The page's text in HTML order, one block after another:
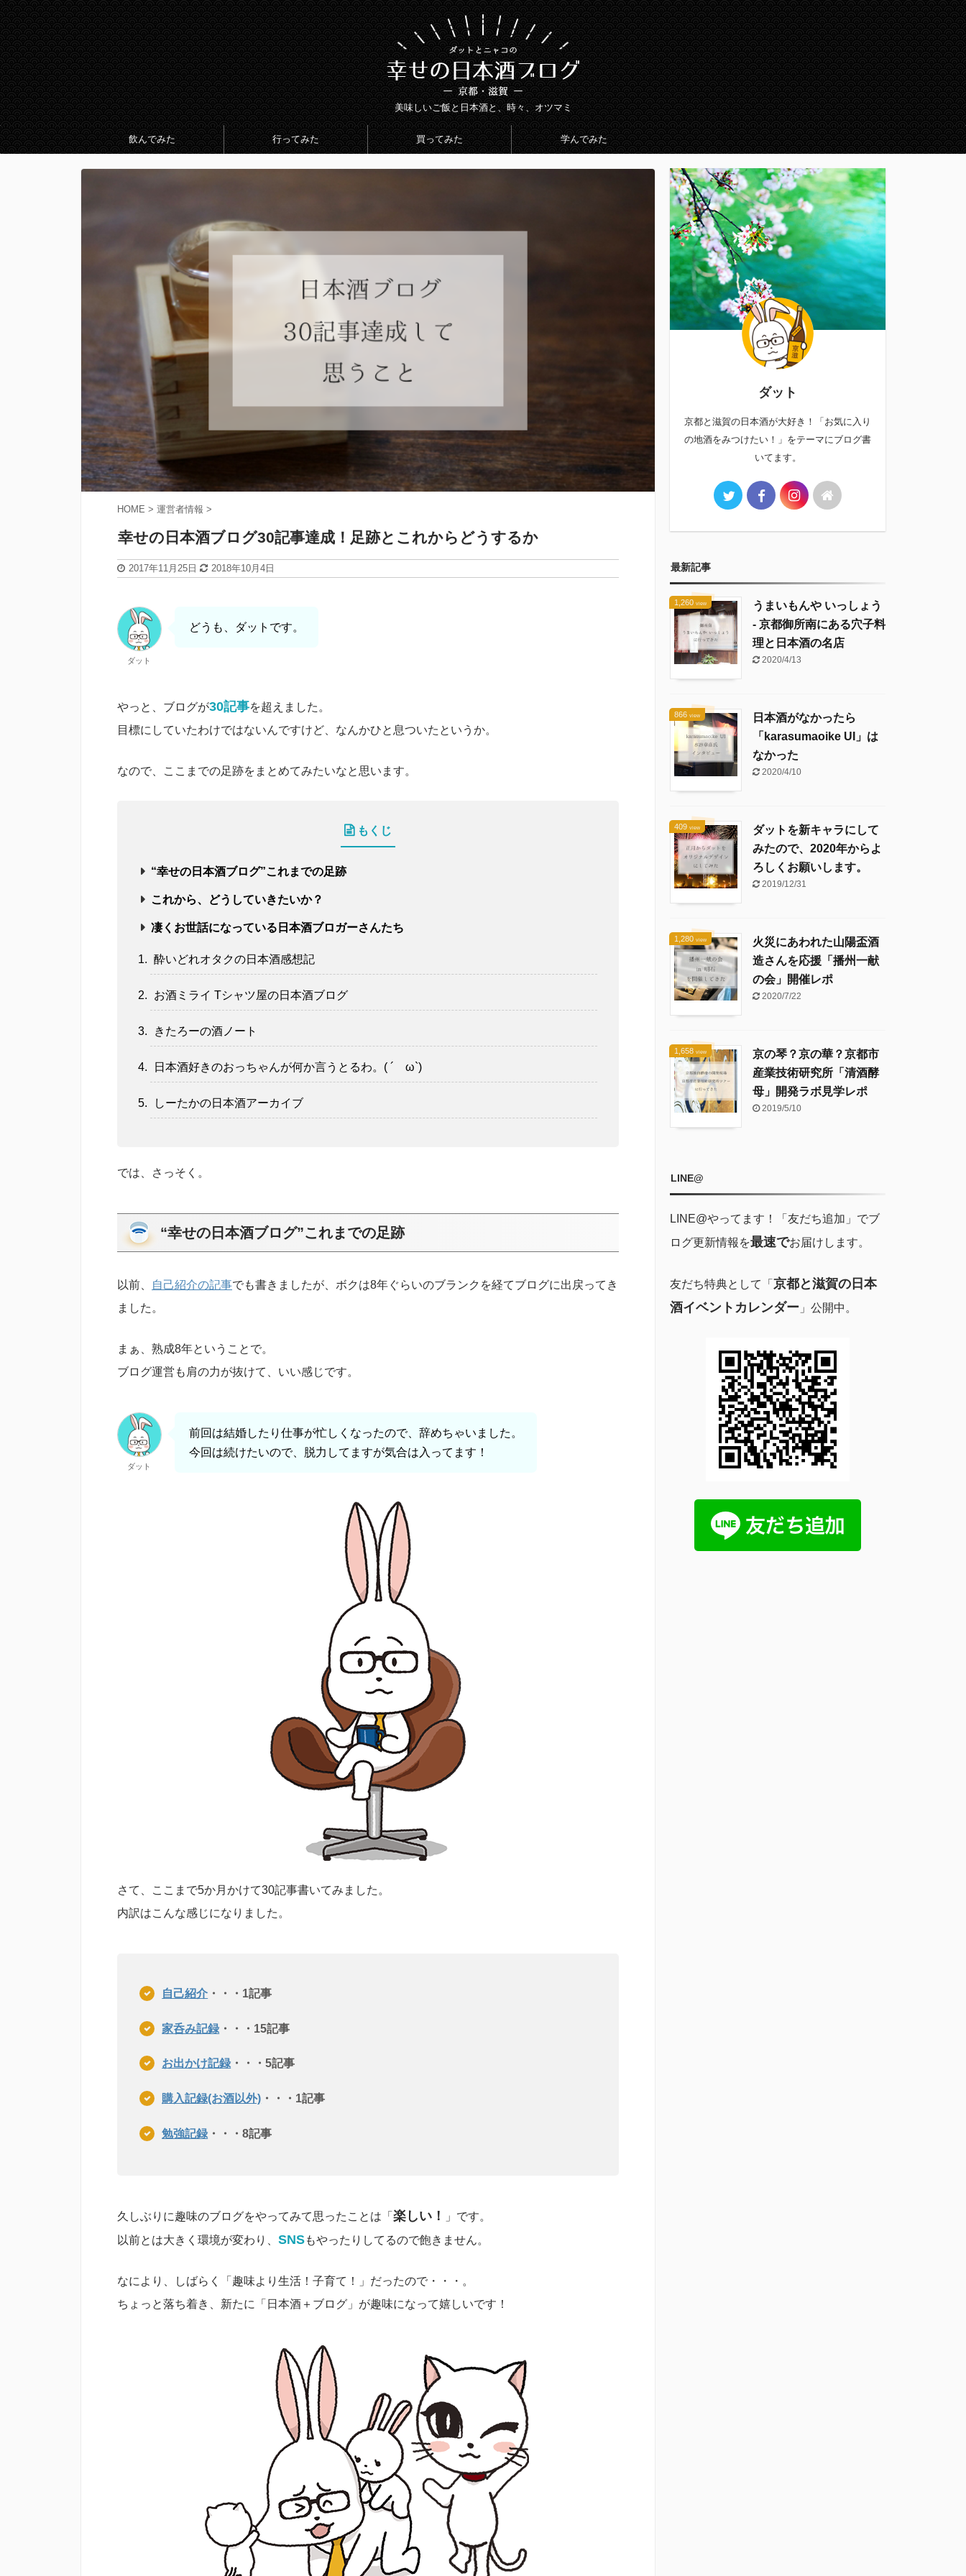
美味しいご飯と日本酒と、時々、オツマミ
飲んでみた 行ってみた 買ってみた 学んでみた
HOME > 運営者情報 >
幸せの日本酒ブログ30記事達成！足跡とこれからどうするか
2017年11月25日 2018年10月4日
ダット
どうも、ダットです。
やっと、ブログが30記事を超えました。
目標にしていたわけではないんですけど、なんかひと息ついたというか。
なので、ここまでの足跡をまとめてみたいなと思います。
もくじ
“幸せの日本酒ブログ”これまでの足跡
これから、どうしていきたいか？
凄くお世話になっている日本酒ブロガーさんたち
酔いどれオタクの日本酒感想記
お酒ミライ Tシャツ屋の日本酒ブログ
きたろーの酒ノート
日本酒好きのおっちゃんが何か言うとるわ。( ´ ω`)
しーたかの日本酒アーカイブ
では、さっそく。
“幸せの日本酒ブログ”これまでの足跡
以前、 自己紹介の記事でも書きましたが、ボクは8年ぐらいのブランクを経てブログに出戻ってき
ました。
まぁ、熟成8年ということで。
ブログ運営も肩の力が抜けて、いい感じです。
ダット
前回は結婚したり仕事が忙しくなったので、辞めちゃいました。
今回は続けたいので、脱力してますが気合は入ってます！
さて、ここまで5か月かけて30記事書いてみました。
内訳はこんな感じになりました。
自己紹介 ・・・1記事
家呑み記録 ・・・15記事
お出かけ記録 ・・・5記事
購入記録(お酒以外) ・・・1記事
勉強記録 ・・・8記事
久しぶりに趣味のブログをやってみて思ったことは「 楽しい！
」です。
以前とは大きく環境が変わり、 SNSもやったりしてるので飽きません。
なにより、しばらく「趣味より生活！子育て！」だったので・・・。
ちょっと落ち着き、新たに「日本酒＋ブログ」が趣味になって嬉しいです！
ダット
京都と滋賀の日本酒が大好き！「お気に入り
の地酒をみつけたい！」をテーマにブログ書
いてます。
最新記事
1,260 view
うまいもんや いっしょう
- 京都御所南にある穴子料
理と日本酒の名店
2020/4/13
866 view
日本酒がなかったら
「karasumaoike UI」は
なかった
2020/4/10
409 view
ダットを新キャラにして
みたので、2020年からよ
ろしくお願いします。
2019/12/31
1,280 view
火災にあわれた山陽盃酒
造さんを応援「播州一献
の会」開催レポ
2020/7/22
1,658 view
京の琴？京の華？京都市
産業技術研究所「清酒酵
母」開発ラボ見学レポ
2019/5/10
LINE@
LINE@やってます！「友だち追加」でブ
ログ更新情報を最速でお届けします。
友だち特典として「 京都と滋賀の日本
酒イベントカレンダー 」公開中。